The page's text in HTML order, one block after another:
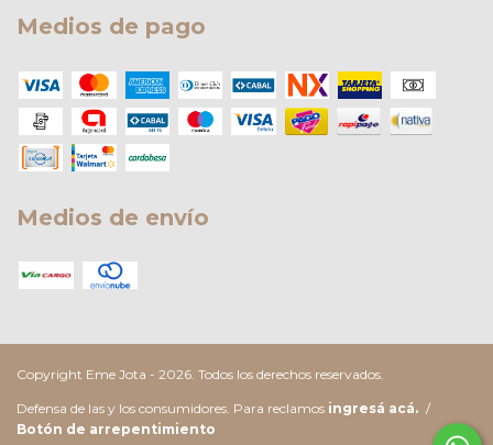
Medios de pago
Medios de envío
Copyright Eme Jota - 2026. Todos los derechos reservados.
Defensa de las y los consumidores. Para reclamos ingresá acá. /
Botón de arrepentimiento